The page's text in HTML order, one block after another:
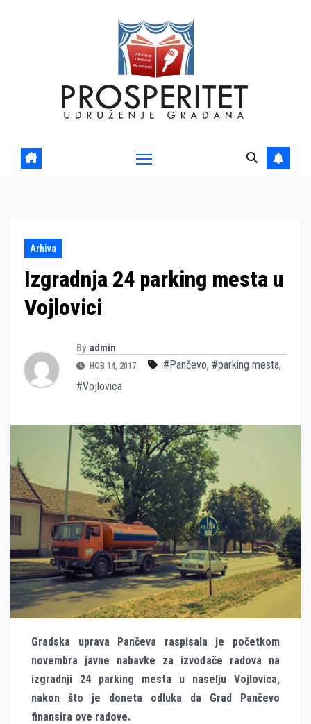
Arhiva
Izgradnja 24 parking mesta u
Vojlovici
By admin
НОВ 14, 2017 #Pančevo, #parking mesta,
#Vojlovica
Gradska uprava Pančeva raspisala je početkom
novembra javne nabavke za izvođače radova na
izgradnji 24 parking mesta u naselju Vojlovica,
nakon što je doneta odluka da Grad Pančevo
finansira ove radove.